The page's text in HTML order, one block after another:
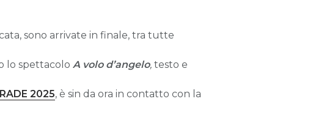
sono arrivate in finale, tra tutte
lo spettacolo A volo d’angelo, testo e
2025, è sin da ora in contatto con la